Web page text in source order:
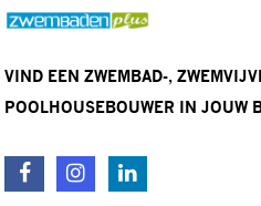
VIND EEN ZWEMBAD-,
POOLHOUSEBOUWER IN JOUW